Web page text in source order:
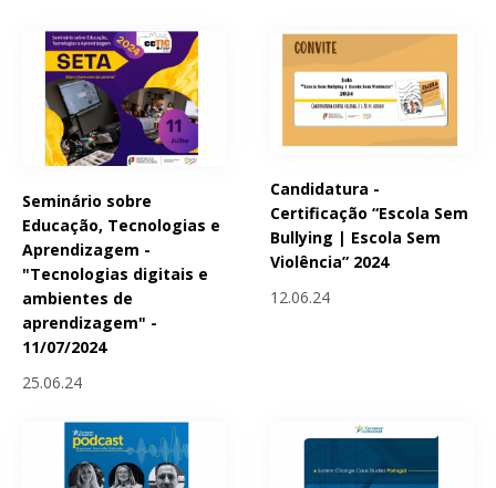
Seminário sobre
Educação, Tecnologias e
Aprendizagem -
"Tecnologias digitais e
ambientes de
aprendizagem" -
11/07/2024
25.06.24
Candidatura -
Certificação “Escola Sem
Bullying | Escola Sem
Violência” 2024
12.06.24